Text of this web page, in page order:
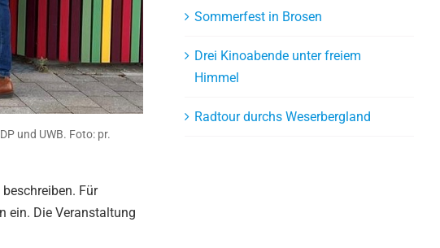
und UWB. Foto: pr.
Für
ein. Die Veranstaltung
Sommerfest in Brosen
Drei Kinoabende unter freiem
Himmel
Radtour durchs Weserbergland